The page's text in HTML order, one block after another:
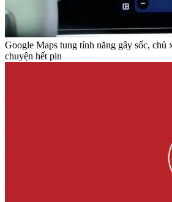
Google Maps tung tính năng gây sốc, chủ
chuyện hết pin